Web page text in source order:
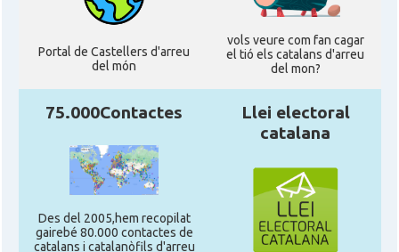
Portal de Castellers d'arreu
del món
vols veure com fan cagar
el tió els catalans d'arreu
del mon?
75.000Contactes
Des del 2005,hem recopilat
gairebé 80.000 contactes de
catalans i catalanòfils d'arreu
Llei electoral
catalana